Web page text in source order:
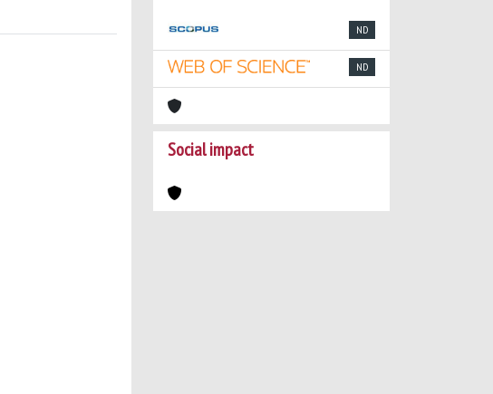
ND
ND
Social impact